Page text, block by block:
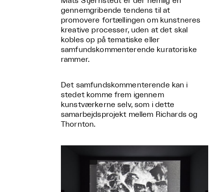
gennemgribende tendens til at
promovere fortællingen om kunstneres
kreative processer, uden at det skal
kobles op på tematiske eller
samfundskommenterende kuratoriske
rammer.
Det samfundskommenterende kan i
stedet komme frem igennem
kunstværkerne selv, som i dette
samarbejdsprojekt mellem Richards og
Thornton.